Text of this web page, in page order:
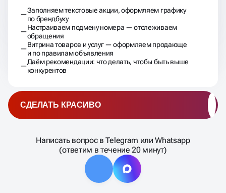
Заполняем текстовые акции, оформляем графику
по брендбуку
Настраиваем подмену номера — отслеживаем
обращения
Витрина товаров и услуг — оформляем продающе
и по правилам объявления
Даём рекомендации: что делать, чтобы быть выше
конкурентов
Написать вопрос в Telegram или Whatsapp
(ответим в течение 20 минут)
СДЕЛАТЬ КРАСИВО